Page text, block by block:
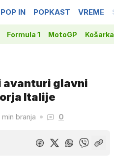
POP IN POPKAST VREME
Formula 1 MotoGP Košarka
avanturi glavni
Italije
min branja 0